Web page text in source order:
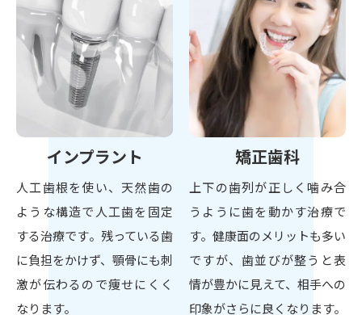
インプラント
人工歯根を使い、天然歯の
ような構造で人工歯を固定
する治療です。残っている歯
に負担をかけず、顎骨にも刺
激が伝わるので痩せにくく
なります。
矯正歯科
上下の歯列が正しく噛み合
うように歯を動かす治療で
す。健康面のメリットも多い
ですが、歯並びが整うと表
情が豊かに見えて、相手への
印象がさらに良くなります。